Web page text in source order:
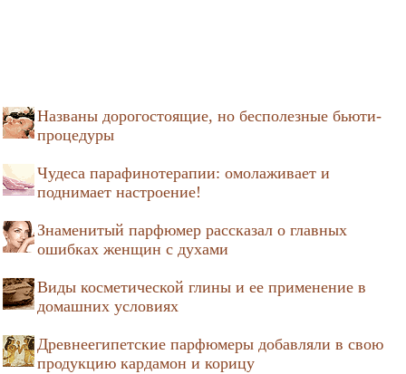
Названы дорогостоящие, но бесполезные бьюти-
процедуры
Чудеса парафинотерапии: омолаживает и
поднимает настроение!
Знаменитый парфюмер рассказал о главных
ошибках женщин с духами
Виды косметической глины и ее применение в
домашних условиях
Древнеегипетские парфюмеры добавляли в свою
продукцию кардамон и корицу